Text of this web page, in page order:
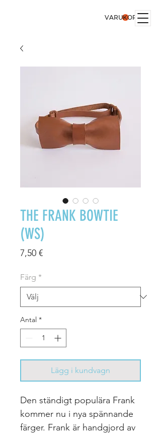
VARUKORG
THE FRANK BOWTIE
(WS)
7,50 €Pris
Färg *
Antal *
Lägg i kundvagn
Den ständigt populära Frank
kommer nu i nya spännande
färger. Frank är handgjord av